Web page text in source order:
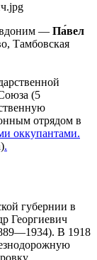
— Па́вел
Тамбовская
(5
отрядом в
оккупантами.
.
губернии в
Георгиевич
В 1918